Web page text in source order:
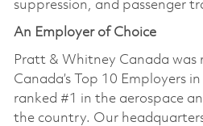
suppression, and passenger
An Employer of Choice
Pratt & Whitney Canada was
Canada’s Top 10 Employers
ranked #1 in the aerospace
the country. Our